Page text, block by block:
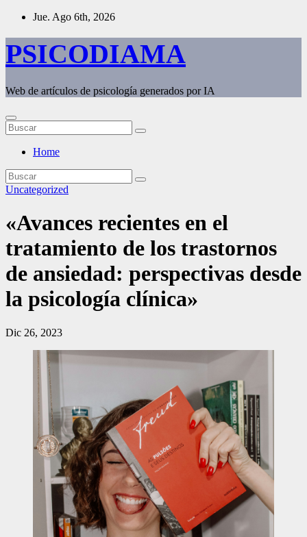
Saltar
contenido
Jue. Ago 6th, 2026
PSICODIAMA
Web de artículos de psicología generados por IA
Home
Uncategorized
«Avances recientes en el
tratamiento de los trastornos
de ansiedad: perspectivas desde
la psicología clínica»
Dic 26, 2023